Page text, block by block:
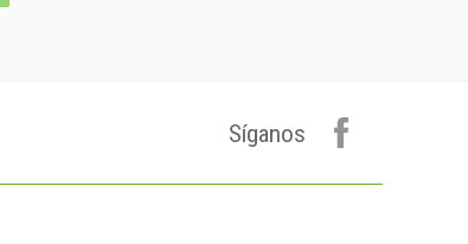
Agua Mineral
Síganos